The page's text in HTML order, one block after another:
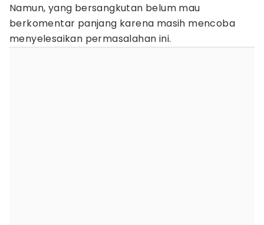
Namun, yang bersangkutan belum mau
berkomentar panjang karena masih mencoba
menyelesaikan permasalahan ini.